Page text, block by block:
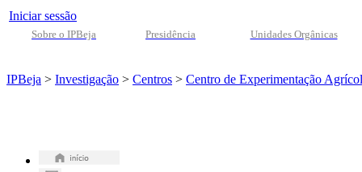
Iniciar sessão
Sobre o IPBeja Presidência Unidades Orgânicas
IPBeja > Investigação > Centros > Centro de Experimentação